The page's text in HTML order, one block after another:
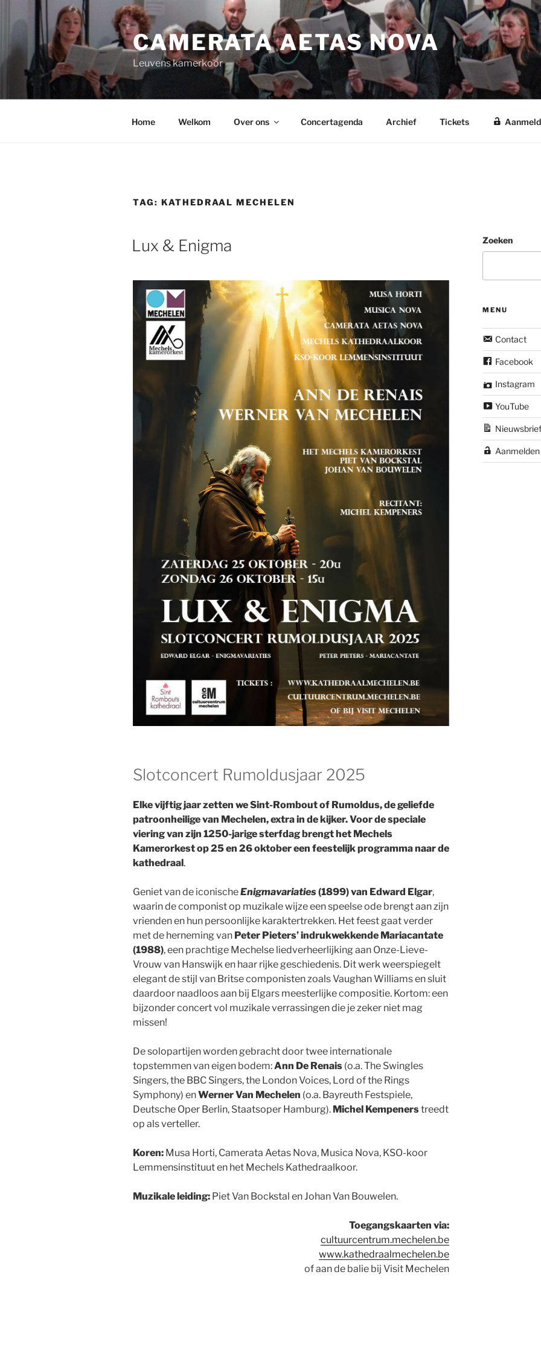
naar
inhoud
CAMERATA AETAS NOVA
Leuvens kamerkoor
Home Welkom Over ons Concertagenda Archief Tickets
TAG: KATHEDRAAL MECHELEN
GEPLAATST
Lux & Enigma
Slotconcert Rumoldusjaar 2025
Elke vijftig jaar zetten we Sint-Rombout of Rumoldus, de geliefde
patroonheilige van Mechelen, extra in de kijker. Voor de speciale
viering van zijn 1250-jarige sterfdag brengt het Mechels
Kamerorkest op 25 en 26 oktober een feestelijk programma naar de
kathedraal.
Geniet van de iconischeEnigmavariaties (1899) van Edward Elgar,
waarin de componist op muzikale wijze een speelse ode brengt aan zijn
vrienden en hun persoonlijke karaktertrekken. Het feest gaat verder
met de herneming van Peter Pieters’ indrukwekkende Mariacantate
(1988), een prachtige Mechelse liedverheerlijking aan Onze-Lieve-
Vrouw van Hanswijk en haar rijke geschiedenis. Dit werk weerspiegelt
elegant de stijl van Britse componisten zoals Vaughan Williams en sluit
daardoor naadloos aan bij Elgars meesterlijke compositie. Kortom: een
bijzonder concert vol muzikale verrassingen die je zeker niet mag
missen!
De solopartijen worden gebracht door twee internationale
topstemmen van eigen bodem:Ann De Renais (o.a. The Swingles
Singers, the BBC Singers, the London Voices, Lord of the Rings
Symphony) enWerner Van Mechelen (o.a. Bayreuth Festspiele,
Deutsche Oper Berlin, Staatsoper Hamburg). Michel Kempenerstreedt
op als verteller.
Koren: Musa Horti, Camerata Aetas Nova, Musica Nova, KSO-koor
Lemmensinstituut en het Mechels Kathedraalkoor.
Muzikale leiding: Piet Van Bockstal en Johan Van Bouwelen.
Toegangskaarten via:
cultuurcentrum.mechelen.be
www.kathedraalmechelen.be
of aan de balie bij Visit Mechelen
Zoeken
MENU
Contact
Facebook
Instagram
YouTube
Nieuwsbrief
Aanmelden